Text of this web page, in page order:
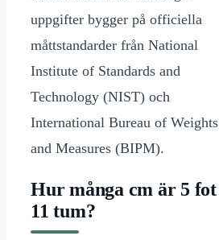
uppgifter bygger på officiella
måttstandarder från National
Institute of Standards and
Technology (NIST) och
International Bureau of Weights
and Measures (BIPM).
Hur många cm är 5 fot
11 tum?